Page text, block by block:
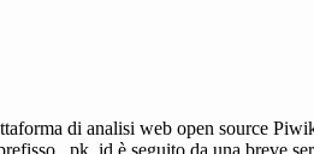
di analisi web open source